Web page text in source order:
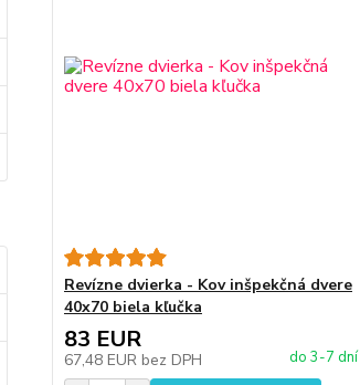
Revízne dvierka - Kov inšpekčná dvere
40x70 biela kľučka
83 EUR
67,48 EUR bez DPH do 3-7 dní